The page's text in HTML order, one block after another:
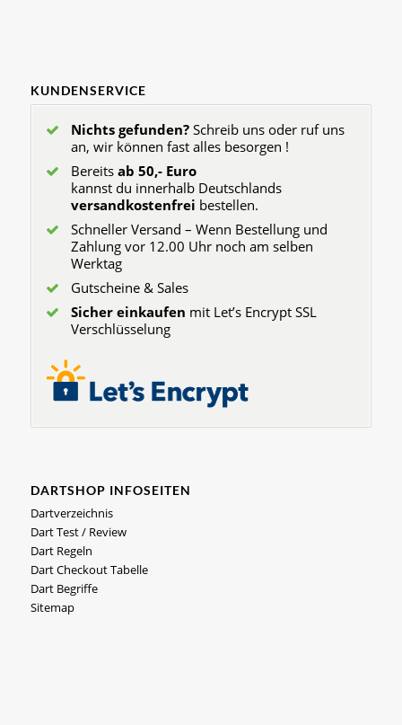
KUNDENSERVICE
Nichts gefunden?Schreib uns oder ruf uns
an, wir können fast alles besorgen !
Bereits ab 50,- Euro
kannst du innerhalb Deutschlands
versandkostenfrei bestellen.
Schneller Versand – Wenn Bestellung und
Zahlung vor 12.00 Uhr noch am selben
Werktag
Gutscheine & Sales
Sicher einkaufen mit Let’s Encrypt SSL
Verschlüsselung
DARTSHOP INFOSEITEN
Dartverzeichnis
Dart Test / Review
Dart Regeln
Dart Checkout Tabelle
Dart Begriffe
Sitemap